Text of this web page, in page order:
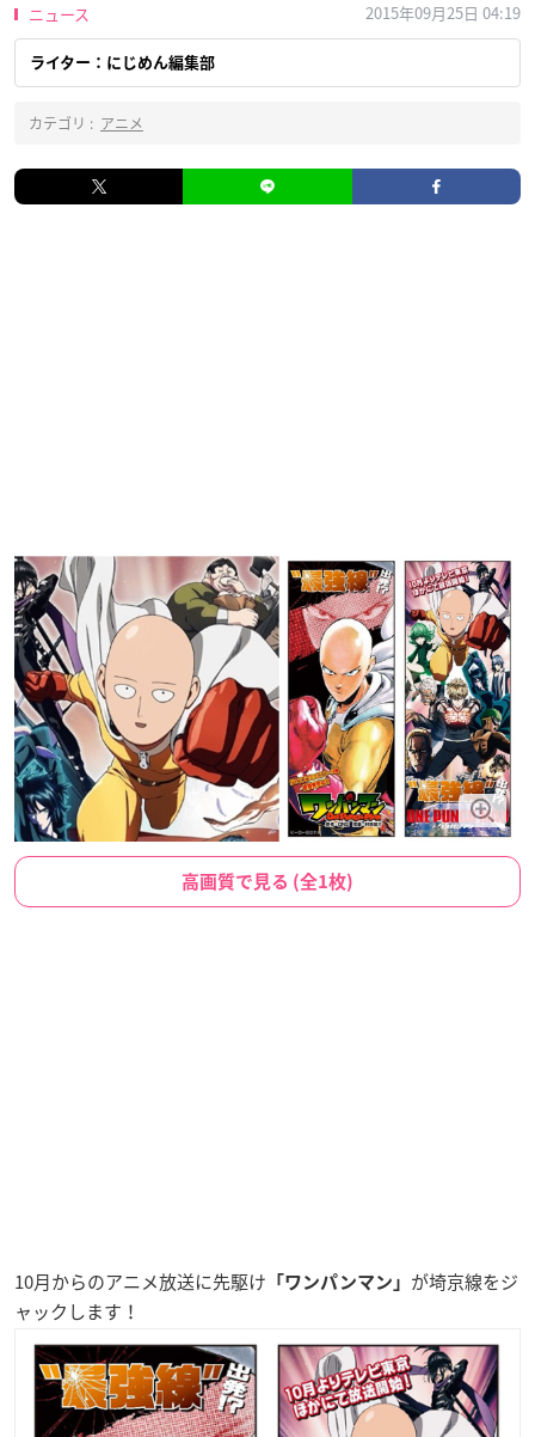
ニュース 2015年09月25日 04:19
ライター：にじめん編集部
カテゴリ : アニメ
高画質で見る (全1枚)
10月からのアニメ放送に先駆け 「ワンパンマン」 が埼京線をジ
ャックします！